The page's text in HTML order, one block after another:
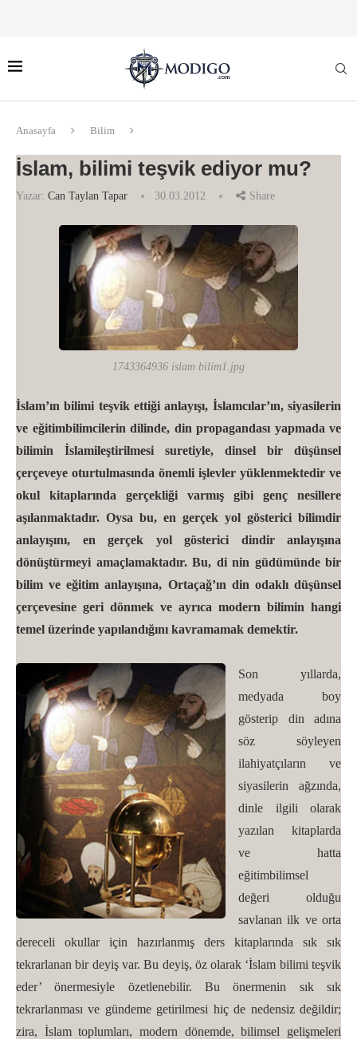
Anasayfa Bilim
İslam, bilimi teşvik ediyor mu?
Yazar: Can Taylan Tapar 30.03.2012 Share
1743364936 islam bilim1.jpg
İslam’ın bilimi teşvik ettiği anlayışı, İslamcılar’ın, siyasilerin
ve eğitimbilimcilerin dilinde, din propagandası yapmada ve
bilimin İslamileştirilmesi suretiyle, dinsel bir düşünsel
çerçeveye oturtulmasında önemli işlevler yüklenmektedir ve
okul kitaplarında gerçekliği varmış gibi genç nesillere
aşılanmaktadır. Oysa bu, en gerçek yol gösterici bilimdir
anlayışını, en gerçek yol gösterici dindir anlayışına
dönüştürmeyi amaçlamaktadır. Bu, di nin güdümünde bir
bilim ve eğitim anlayışına, Ortaçağ’ın din odaklı düşünsel
çerçevesine geri dönmek ve ayrıca modern bilimin hangi
temel üzerinde yapılandığını kavramamak demektir.
Son yıllarda,
medyada boy
gösterip din adına
söz söyleyen
ilahiyatçıların ve
siyasilerin ağzında,
dinle ilgili olarak
yazılan kitaplarda
ve hatta
eğitimbilimsel
değeri olduğu
savlanan ilk ve orta
dereceli okullar için hazırlanmış ders kitaplarında sık sık
tekrarlanan bir deyiş var. Bu deyiş, öz olarak ‘İslam bilimi teşvik
eder’ önermesiyle özetlenebilir. Bu önermenin sık sık
tekrarlanması ve gündeme getirilmesi hiç de nedensiz değildir;
zira, İslam toplumları, modern dönemde, bilimsel gelişmeleri